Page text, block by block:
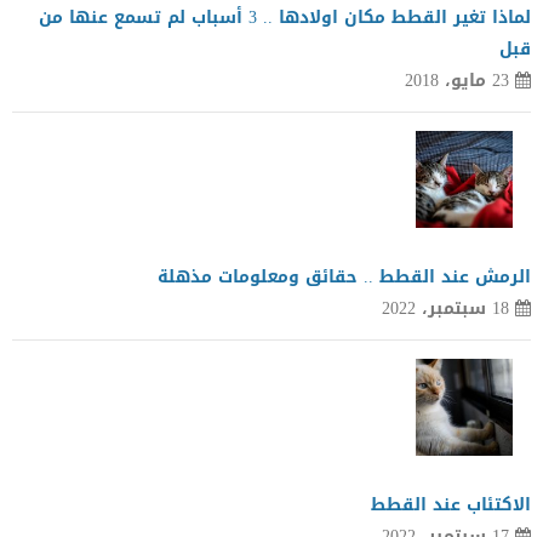
لماذا تغير القطط مكان اولادها .. 3 أسباب لم تسمع عنها من
قبل
23 مايو، 2018
الرمش عند القطط .. حقائق ومعلومات مذهلة
18 سبتمبر، 2022
الاكتئاب عند القطط